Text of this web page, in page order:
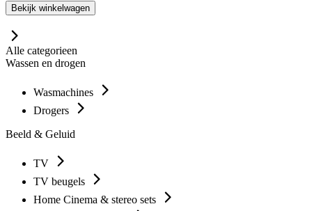
Bekijk winkelwagen
Alle categorieen
Wassen en drogen
Wasmachines
Drogers
Beeld & Geluid
TV
TV beugels
Home Cinema & stereo sets